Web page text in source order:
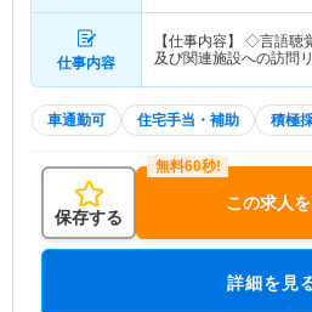
仕事内容
【仕事内容】 ◇言語聴
及び関連施設への訪問
車通勤可 住宅手当・補助 積極
保存する
この求人
詳細を見